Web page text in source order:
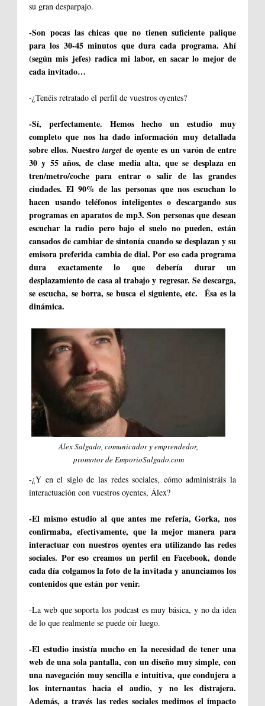
su gran desparpajo.
-Son pocas las chicas que no tienen suficiente palique
para los 30-45 minutos que dura cada programa. Ahí
(según mis jefes) radica mi labor, en sacar lo mejor de
cada invitado…
-¿Tenéis retratado el perfil de vuestros oyentes?
-Sí, perfectamente. Hemos hecho un estudio muy
completo que nos ha dado información muy detallada
sobre ellos. Nuestro target de oyente es un varón de entre
30 y 55 años, de clase media alta, que se desplaza en
tren/metro/coche para entrar o salir de las grandes
ciudades. El 90% de las personas que nos escuchan lo
hacen usando teléfonos inteligentes o descargando sus
programas en aparatos de mp3. Son personas que desean
escuchar la radio pero bajo el suelo no pueden, están
cansados de cambiar de sintonía cuando se desplazan y su
emisora preferida cambia de dial. Por eso cada programa
dura exactamente lo que debería durar un
desplazamiento de casa al trabajo y regresar. Se descarga,
se escucha, se borra, se busca el siguiente, etc. Ésa es la
dinámica.
Álex Salgado, comunicador y emprendedor,
promotor de EmporioSalgado.com
-¿Y en el siglo de las redes sociales, cómo administráis la
interactuación con vuestros oyentes, Álex?
-El mismo estudio al que antes me refería, Gorka, nos
confirmaba, efectivamente, que la mejor manera para
interactuar con nuestros oyentes era utilizando las redes
sociales. Por eso creamos un perfil en Facebook, donde
cada día colgamos la foto de la invitada y anunciamos los
contenidos que están por venir.
-La web que soporta los podcast es muy básica, y no da idea
de lo que realmente se puede oír luego.
-El estudio insistía mucho en la necesidad de tener una
web de una sola pantalla, con un diseño muy simple, con
una navegación muy sencilla e intuitiva, que condujera a
los internautas hacia el audio, y no les distrajera.
Además, a través las redes sociales medimos el impacto